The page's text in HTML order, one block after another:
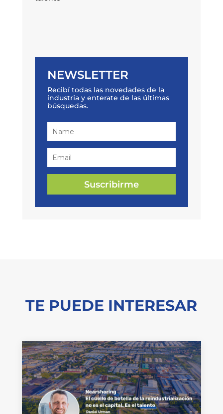
NEWSLETTER
Recibí todas las novedades de la
industria y enterate de las últimas
búsquedas.
Suscribirme
TE PUEDE INTERESAR